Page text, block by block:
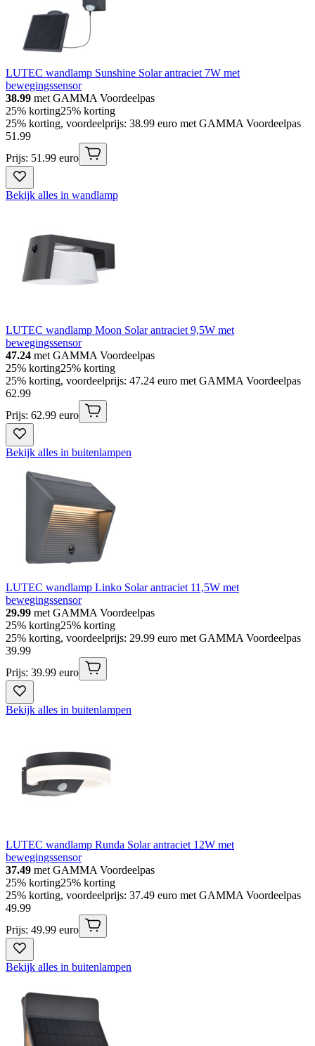
LUTEC wandlamp Sunshine Solar antraciet 7W met
bewegingssensor
38.99 met GAMMA Voordeelpas
25% korting25% korting
25% korting, voordeelprijs: 38.99 euro met GAMMA Voordeelpas
51 .99
Prijs: 51.99 euro
Bekijk alles in wandlamp
LUTEC wandlamp Moon Solar antraciet 9,5W met
bewegingssensor
47.24 met GAMMA Voordeelpas
25% korting25% korting
25% korting, voordeelprijs: 47.24 euro met GAMMA Voordeelpas
62.99
Prijs: 62.99 euro
Bekijk alles in buitenlampen
LUTEC wandlamp Linko Solar antraciet 11,5W met
bewegingssensor
29.99 met GAMMA Voordeelpas
25% korting25% korting
25% korting, voordeelprijs: 29.99 euro met GAMMA Voordeelpas
39.99
Prijs: 39.99 euro
Bekijk alles in buitenlampen
LUTEC wandlamp Runda Solar antraciet 12W met
bewegingssensor
37.49 met GAMMA Voordeelpas
25% korting25% korting
25% korting, voordeelprijs: 37.49 euro met GAMMA Voordeelpas
49.99
Prijs: 49.99 euro
Bekijk alles in buitenlampen